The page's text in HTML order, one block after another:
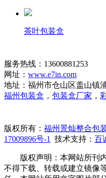
茶叶包装盒
服务热线：13600881253
网址： www.e7in.com
地址：福州市仓山区盖山镇
福州包装盒 ， 包装盒厂家 ，
版权所有： 福州景灿整合包
17009896号-1
技术支持： 百
版权声明：本网站所刊内
不得下载、转载或建立镜像